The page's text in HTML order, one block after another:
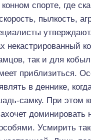
спорте, где
пылкость,
некастрированный
так и для
приблизиться.
в деннике,
самку. При этом
доминировать
Усмирить